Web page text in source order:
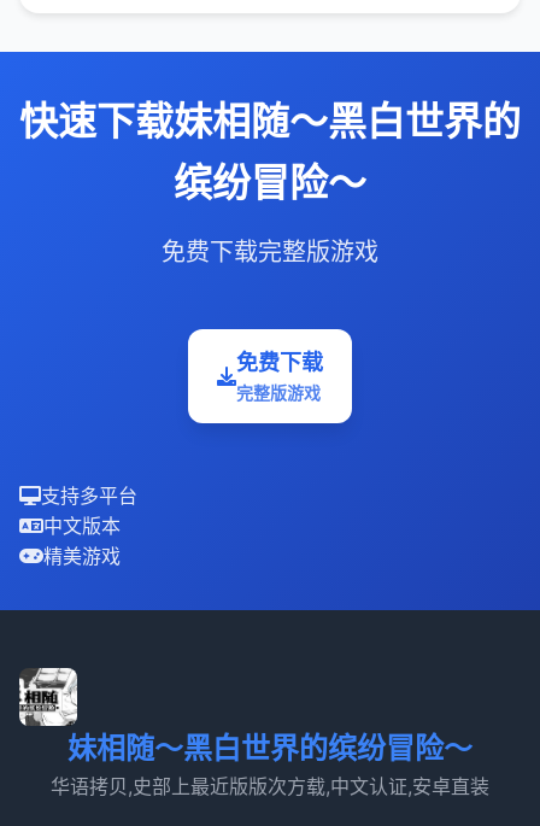
快速下载妹相随～黑白世界的
缤纷冒险～
免费下载完整版游戏
免费下载
完整版游戏
支持多平台
中文版本
精美游戏
妹相随～黑白世界的缤纷冒险～
华语拷贝,史部上最近版版次方载,中文认证,安卓直装